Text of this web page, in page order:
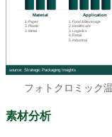
フォトクロミック
素材分析